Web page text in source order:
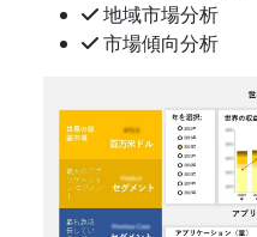
地域市場分析
市場傾向分析